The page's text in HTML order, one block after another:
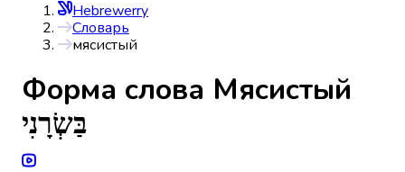
Hebrewerry
Словарь
мясистый
Форма слова Мясистый
בַּשְׂרָנִי